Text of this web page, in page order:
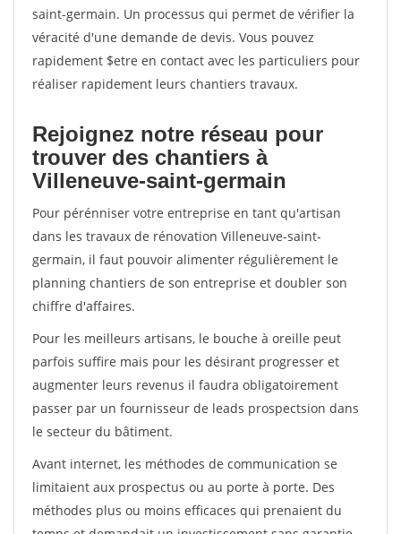
saint-germain. Un processus qui permet de vérifier la
véracité d'une demande de devis. Vous pouvez
rapidement $etre en contact avec les particuliers pour
réaliser rapidement leurs chantiers travaux.
Rejoignez notre réseau pour
trouver des chantiers à
Villeneuve-saint-germain
Pour pérénniser votre entreprise en tant qu'artisan
dans les travaux de rénovation Villeneuve-saint-
germain, il faut pouvoir alimenter régulièrement le
planning chantiers de son entreprise et doubler son
chiffre d'affaires.
Pour les meilleurs artisans, le bouche à oreille peut
parfois suffire mais pour les désirant progresser et
augmenter leurs revenus il faudra obligatoirement
passer par un fournisseur de leads prospectsion dans
le secteur du bâtiment.
Avant internet, les méthodes de communication se
limitaient aux prospectus ou au porte à porte. Des
méthodes plus ou moins efficaces qui prenaient du